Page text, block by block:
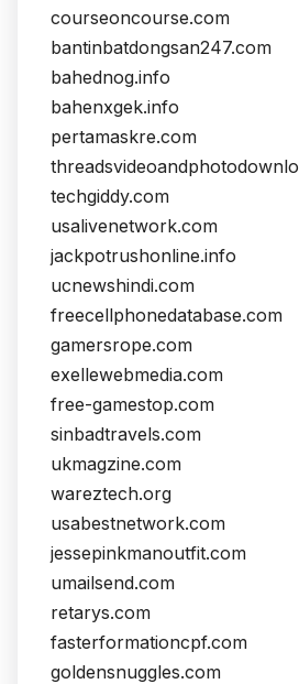
courseoncourse.com
bantinbatdongsan247.com
bahednog.info
bahenxgek.info
pertamaskre.com
techgiddy.com
usalivenetwork.com
jackpotrushonline.info
ucnewshindi.com
freecellphonedatabase.com
gamersrope.com
exellewebmedia.com
free-gamestop.com
sinbadtravels.com
ukmagzine.com
wareztech.org
usabestnetwork.com
jessepinkmanoutfit.com
umailsend.com
retarys.com
fasterformationcpf.com
goldensnuggles.com